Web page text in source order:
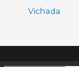
Vichada